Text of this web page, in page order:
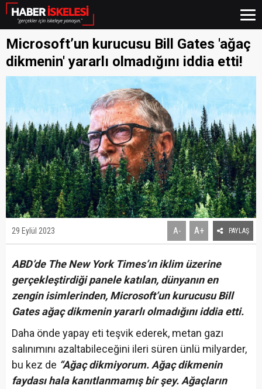
Microsoft’un kurucusu Bill Gates 'ağaç
dikmenin' yararlı olmadığını iddia etti!
29 Eylül 2023 A- A+ PAYLAŞ
ABD’de The New York Times’ın iklim üzerine
gerçekleştirdiği panele katılan, dünyanın en
zengin isimlerinden, Microsoft’un kurucusu Bill
Gates ağaç dikmenin yararlı olmadığını iddia etti.
Daha önde yapay eti teşvik ederek, metan gazı
salınımını azaltabileceğini ileri süren ünlü milyarder,
bu kez de “Ağaç dikmiyorum. Ağaç dikmenin
faydası hala kanıtlanmamış bir şey. Ağaçların